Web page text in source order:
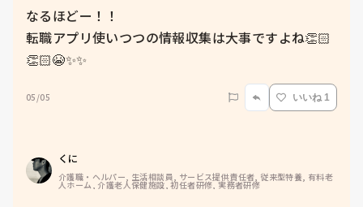
なるほどー！！
転職アプリ使いつつの情報収集は大事ですよね👏🏻
👏🏻😭✨✨
05/05 いいね 1
くに
介護職・ヘルパー, 生活相談員, サービス提供責任者, 従来型特養, 有料老
人ホーム, 介護老人保健施設, 初任者研修, 実務者研修